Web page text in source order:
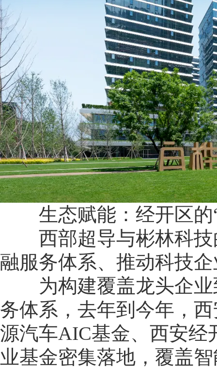
生态赋能：经开区的
西部超导与彬林科技
融服务体系、推动科技
为构建覆盖龙头企业
务体系，去年到今年，
源汽车AIC基金、西安经
业基金密集落地，覆盖